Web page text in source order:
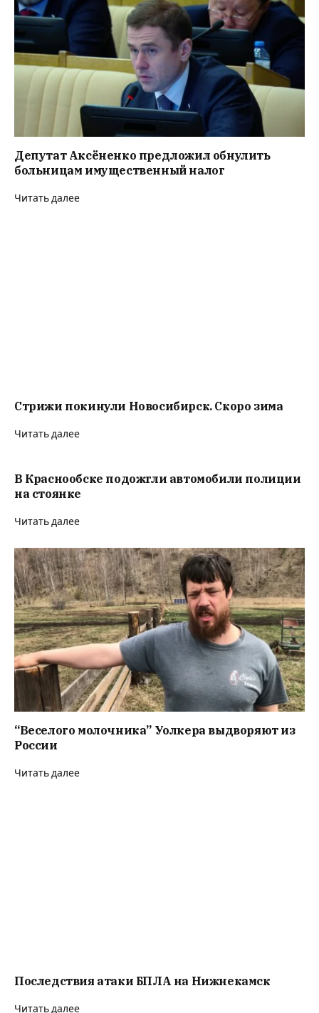
Депутат Аксёненко предложил обнулить
больницам имущественный налог
Читать далее
Стрижи покинули Новосибирск. Скоро зима
Читать далее
В Краснообске подожгли автомобили полиции
на стоянке
Читать далее
“Веселого молочника” Уолкера выдворяют из
России
Читать далее
Последствия атаки БПЛА на Нижнекамск
Читать далее